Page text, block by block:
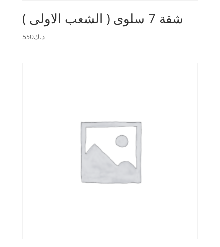
شقة 7 سلوى ( الشعب الاولى )
د.ك550